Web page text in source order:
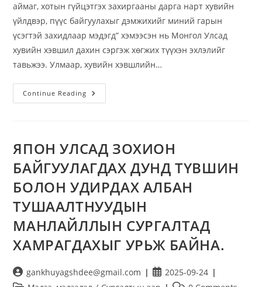
аймаг, хотын гүйцэтгэх захиргааны дарга нарт хувийн
үйлдвэр, пүүс байгуулахыг дэмжихийг миний гарын
үсэгтэй захидлаар мэдэгд” хэмээсэн нь Монгол Улсад
хувийн хэвшил дахин сэргэж хөгжих түүхэн эхлэлийг
тавьжээ. Улмаар, хувийн хэвшлийн…
Continue Reading
ЯПОН УЛСАД ЗОХИОН
БАЙГУУЛАГДАХ ДУНД ТҮВШИН
БОЛОН УДИРДАХ АЛБАН
ТУШААЛТНУУДЫН
МАНЛАЙЛЛЫН СУРГАЛТАД
ХАМРАГДАХЫГ УРЬЖ БАЙНА.
gankhuyagshdee@gmail.com
2025-09-24